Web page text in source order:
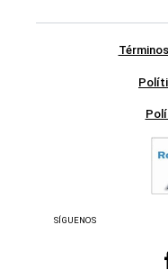
SÍGUENOS